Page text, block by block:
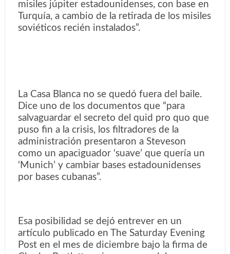
misiles júpiter estadounidenses, con base en
Turquía, a cambio de la retirada de los misiles
soviéticos recién instalados”.
La Casa Blanca no se quedó fuera del baile.
Dice uno de los documentos que “para
salvaguardar el secreto del quid pro quo que
puso fin a la crisis, los filtradores de la
administración presentaron a Steveson
como un apaciguador ‘suave’ que quería un
‘Munich’ y cambiar bases estadounidenses
por bases cubanas”.
Esa posibilidad se dejó entrever en un
artículo publicado en The Saturday Evening
Post en el mes de diciembre bajo la firma de